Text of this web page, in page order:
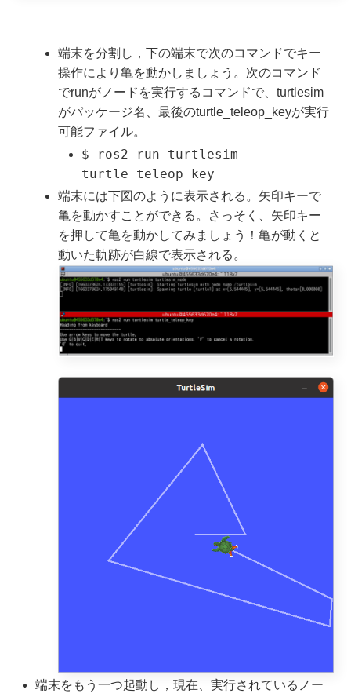
端末を分割し，下の端末で次のコマンドでキー
操作により亀を動かしましょう。次のコマンド
でrunがノードを実行するコマンドで、turtlesim
がパッケージ名、最後のturtle_teleop_keyが実行
可能ファイル。
$ ros2 run turtlesim
turtle_teleop_key
端末には下図のように表示される。矢印キーで
亀を動かすことができる。さっそく、矢印キー
を押して亀を動かしてみましょう！亀が動くと
動いた軌跡が白線で表示される。
端末をもう一つ起動し，現在、実行されているノー